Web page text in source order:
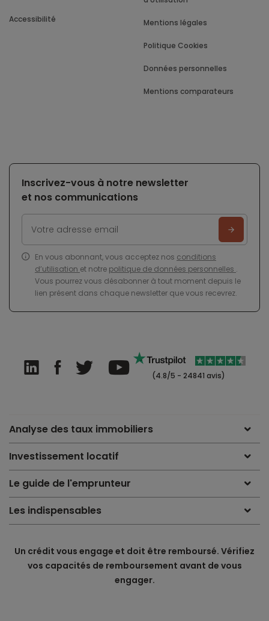
Accessibilité Mentions légales
Politique Cookies
Données personnelles
Mentions comparateurs
Inscrivez-vous à notre newsletter
et nos communications
En vous abonnant, vous acceptez nos conditions
d’utilisation et notre politique de données personnelles .
Vous pourrez vous désabonner à tout moment depuis le
lien présent dans chaque newsletter que vous recevrez.
(4.8/5 - 24841 avis)
Analyse des taux immobiliers
Investissement locatif
Le guide de l'emprunteur
Les indispensables
Un crédit vous engage et doit être remboursé. Vérifiez
vos capacités de remboursement avant de vous
engager.